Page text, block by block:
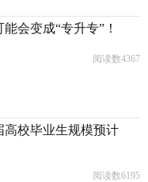
会变成“专升专”！
阅读数4367
高校毕业生规模预计
阅读数6195